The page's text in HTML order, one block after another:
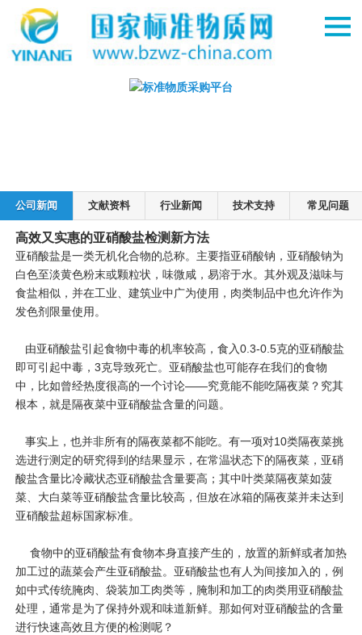
公司新闻 文献资料 行业新闻 技术支持 常见问题
高效又实惠的亚硝酸盐检测新方法
亚硝酸盐是一类无机化合物的总称。主要指亚硝酸钠，亚硝酸钠为
白色至淡黄色粉末或颗粒状，味微咸，易溶于水。其外观及滋味与
食盐相似，并在工业、建筑业中广为使用，肉类制品中也允许作为
发色剂限量使用。
由亚硝酸盐引起食物中毒的机率较高，食入0.3-0.5克的亚硝酸盐
即可引起中毒，3克导致死亡。亚硝酸盐也可能存在我们的食物
中，比如曾经热度很高的一个讨论——究竟能不能吃隔夜菜？究其
根本，就是隔夜菜中亚硝酸盐含量的问题。
事实上，也并非所有的隔夜菜都不能吃。有一项对10类隔夜菜挑
选进行测定的研究得到的结果显示，在常温状态下的隔夜菜，亚硝
酸盐含量比冷藏状态亚硝酸盐含量要高；其中叶类菜隔夜菜如菠
菜、大白菜等亚硝酸盐含量比较高，但放在冰箱的隔夜菜并未达到
亚硝酸盐超标国家标准。
食物中的亚硝酸盐有食物本身直接产生的，放置的新鲜或者加热
加工过的蔬菜会产生亚硝酸盐。亚硝酸盐也有人为间接加入的，例
如中式传统腌肉、袋装加工肉类等，腌制和加工的肉类用亚硝酸盐
处理，通常是为了保持外观和味道新鲜。那如何对亚硝酸盐的含量
进行快速高效且方便的检测呢？